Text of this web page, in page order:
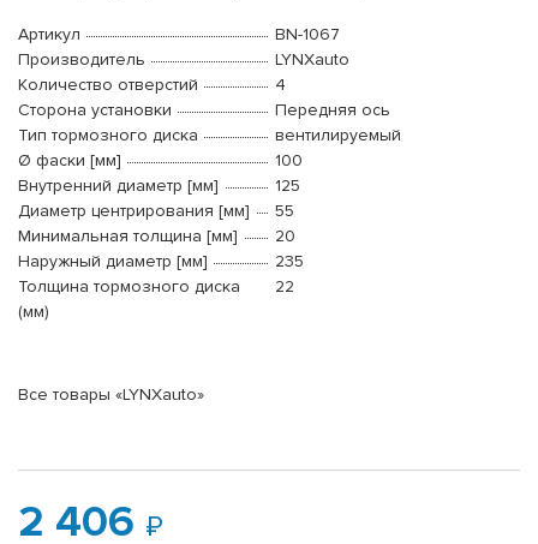
Артикул
BN-1067
Производитель
LYNXauto
Количество отверстий
4
Сторона установки
Передняя ось
Тип тормозного диска
вентилируемый
Ø фаски [мм]
100
Внутренний диаметр [мм]
125
Диаметр центрирования [мм]
55
Минимальная толщина [мм]
20
Наружный диаметр [мм]
235
Толщина тормозного диска
(мм)
22
Все товары «LYNXauto»
2 406